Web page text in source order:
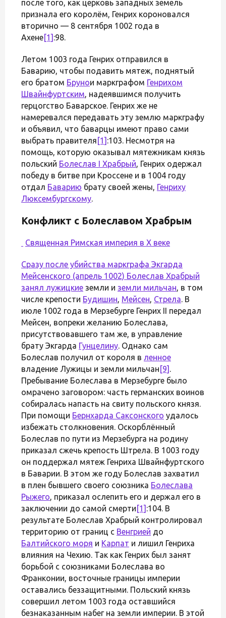
после того, как церковь западных земель
признала его королём, Генрих короновался
вторично — 8 сентября 1002 года в
Ахене[1] :98.
Летом 1003 года Генрих отправился в
Баварию, чтобы подавить мятеж, поднятый
его братом Брунои маркграфом Генрихом
Швайнфуртским, надеявшимся получить
герцогство Баварское. Генрих же не
намеревался передавать эту землю маркграфу
и объявил, что баварцы имеют право сами
выбрать правителя [1] :103. Несмотря на
помощь, которую оказывал мятежникам князь
польский Болеслав I Храбрый, Генрих одержал
победу в битве при Кроссене и в 1004 году
отдал Баварию брату своей жены, Генриху
Люксембургскому.
Конфликт с Болеславом Храбрым
Священная Римская империя в X веке
Сразу после убийства маркграфа Экгарда
Мейсенского (апрель 1002) Болеслав Храбрый
занял лужицкие земли и земли мильчан, в том
числе крепости Будишин, Мейсен, Стрела. В
июле 1002 года в Мерзебурге Генрих II передал
Мейсен, вопреки желанию Болеслава,
присутствовавшего там же, в управление
брату Экгарда Гунцелину. Однако сам
Болеслав получил от короля в ленное
владение Лужицы и земли мильчан [9] .
Пребывание Болеслава в Мерзебурге было
омрачено заговором: часть германских воинов
собиралась напасть на свиту польского князя.
При помощи Бернхарда Саксонского удалось
избежать столкновения. Оскорблённый
Болеслав по пути из Мерзебурга на родину
приказал сжечь крепость Штрела. В 1003 году
он поддержал мятеж Генриха Швайнфуртского
в Баварии. В этом же году Болеслав захватил
в плен бывшего своего союзника Болеслава
Рыжего, приказал ослепить его и держал его в
заключении до самой смерти [1] :104. В
результате Болеслав Храбрый контролировал
территорию от границ с Венгрией до
Балтийского моря и Карпат и лишил Генриха
влияния на Чехию. Так как Генрих был занят
борьбой с союзниками Болеслава во
Франконии, восточные границы империи
оставались беззащитными. Польский князь
совершил летом 1003 года оставшийся
безнаказанным набег на земли империи. В этой